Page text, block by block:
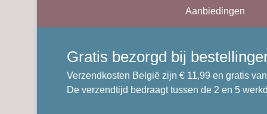
Aanbiedingen
Gratis bezorgd bij
Verzendkosten België zijn € 11,99 en gratis
De verzendtijd bedraagt tussen de 2 en 5